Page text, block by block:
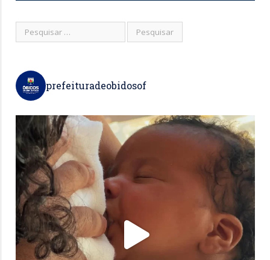
prefeituradeobidosof